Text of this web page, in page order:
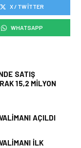
• 02 HAZ 2026
AVRUPA
MAYIS
X / TWITTER
WHATSAPP
SATIŞ
15,2 MILYON
AÇILDI
İLK